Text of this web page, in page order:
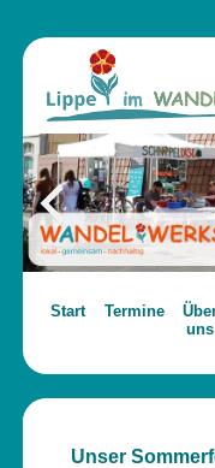
Start Termine
uns
Unser